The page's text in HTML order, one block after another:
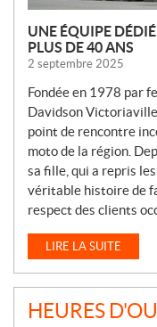
UNE ÉQUIPE
PLUS DE 40 ANS
2 septembre 2025
Fondée en 1978 par
Davidson Victoriaville
point de rencontre
moto de la région.
sa fille, qui a repris
véritable histoire de
respect des clients
LIRE LA SUITE
HEURES